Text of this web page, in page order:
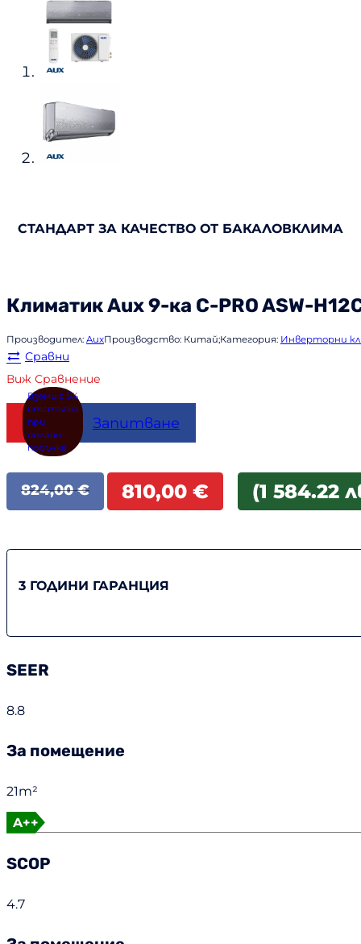
СТАНДАРТ ЗА КАЧЕСТВО ОТ БАКАЛОВКЛИМА
КлиматикAux9-ка C-PRO ASW-
Производител: AuxПроизводство: Китай;Категория: Инверторни
Сравни
Виж Сравнение
Купи Запитване
824,00€
Original
price
824,00 €.
810,00€
Текущата
цена
810,00 €.
(1 584.22
3 ГОДИНИ ГАРАНЦИЯ
SEER
8.8
За помещение
21m²
A++
SCOP
4.7